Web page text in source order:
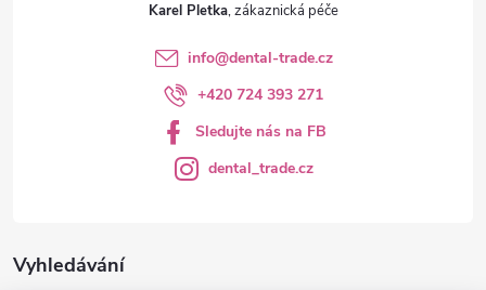
Vyhledávání
Karel Pletka
info@dental-trade.cz
+420 724 393 271
Sledujte nás na FB
dental_trade.cz